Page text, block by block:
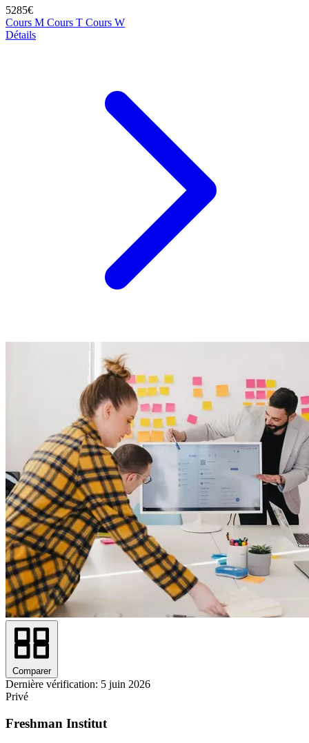
5285€
Cours M Cours T Cours W
Détails
Comparer
Dernière vérification: 5 juin 2026
Privé
Freshman Institut